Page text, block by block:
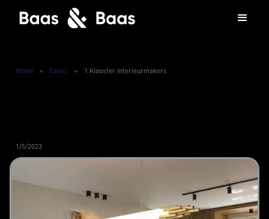
Home » Cases » 't Klooster Interieurmakers
1/5/2023